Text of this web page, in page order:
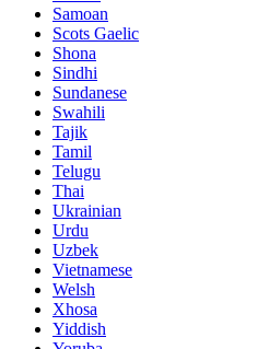
Samoan
Scots Gaelic
Shona
Sindhi
Sundanese
Swahili
Tajik
Tamil
Telugu
Thai
Ukrainian
Urdu
Uzbek
Vietnamese
Welsh
Xhosa
Yiddish